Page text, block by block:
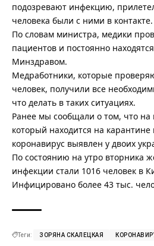
подозревают инфекцию,
человека были с ними в контакте.
По словам министра, медики
пациентов и постоянно
Минздравом.
Медработники, которые
человек, получили все
что делать в таких ситуациях.
Ранее мы сообщали о том, что на
который находится на
коронавирус выявлен у двоих
По состоянию на утро вторника
инфекции стали 1016 человек в
Инфицировано более 43 тыс.
Теги: ЗОРЯНА СКАЛЕЦКАЯ